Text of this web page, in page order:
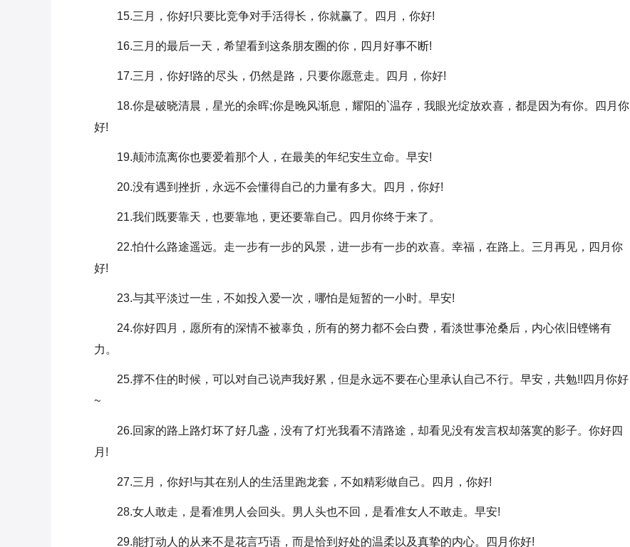
15.三月，你好!只要比竞争对手活得长，你就赢了。四月，你好!
16.三月的最后一天，希望看到这条朋友圈的你，四月好事不断!
17.三月，你好!路的尽头，仍然是路，只要你愿意走。四月，你好!
18.你是破晓清晨，星光的余晖;你是晚风渐息，耀阳的`温存，我眼光绽放欢喜，都是因为有你。四月你
好!
19.颠沛流离你也要爱着那个人，在最美的年纪安生立命。早安!
20.没有遇到挫折，永远不会懂得自己的力量有多大。四月，你好!
21.我们既要靠天，也要靠地，更还要靠自己。四月你终于来了。
22.怕什么路途遥远。走一步有一步的风景，进一步有一步的欢喜。幸福，在路上。三月再见，四月你
好!
23.与其平淡过一生，不如投入爱一次，哪怕是短暂的一小时。早安!
24.你好四月，愿所有的深情不被辜负，所有的努力都不会白费，看淡世事沧桑后，内心依旧铿锵有
力。
25.撑不住的时候，可以对自己说声我好累，但是永远不要在心里承认自己不行。早安，共勉!!四月你好
~
26.回家的路上路灯坏了好几盏，没有了灯光我看不清路途，却看见没有发言权却落寞的影子。你好四
月!
27.三月，你好!与其在别人的生活里跑龙套，不如精彩做自己。四月，你好!
28.女人敢走，是看准男人会回头。男人头也不回，是看准女人不敢走。早安!
29.能打动人的从来不是花言巧语，而是恰到好处的温柔以及真挚的内心。四月你好!